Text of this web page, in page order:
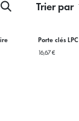
Trier par
Porte clés LPC
16,67€